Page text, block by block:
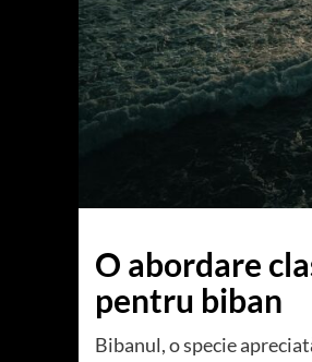
O abordare
pentru biban
Bibanul, o specie